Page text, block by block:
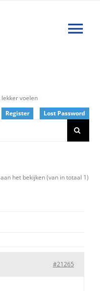
lekker voelen
Register Lost Password
het bekijken (van in totaal 1)
#21265